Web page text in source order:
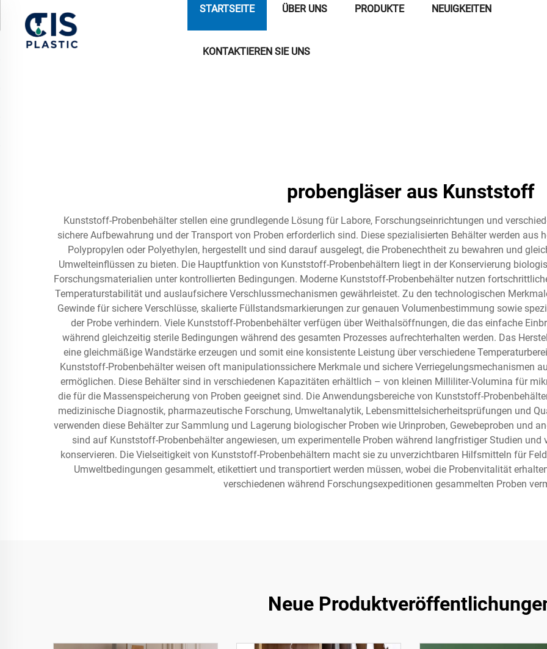
STARTSEITE ÜBER UNS PRODUKTE NEUIGKEITEN
KONTAKTIEREN SIE UNS
probengläser aus Kunststoff
Kunststoff-Probenbehälter stellen eine grundlegende Lösung für Labore, Forschungseinrichtungen und
sichere Aufbewahrung und der Transport von Proben erforderlich sind. Diese spezialisierten Behälter werden
Polypropylen oder Polyethylen, hergestellt und sind darauf ausgelegt, die Probenechtheit zu bewahren und
Umwelteinflüssen zu bieten. Die Hauptfunktion von Kunststoff-Probenbehältern liegt in der Konservierung
Forschungsmaterialien unter kontrollierten Bedingungen. Moderne Kunststoff-Probenbehälter nutzen
Temperaturstabilität und auslaufsichere Verschlussmechanismen gewährleistet. Zu den technologischen
Gewinde für sichere Verschlüsse, skalierte Füllstandsmarkierungen zur genauen Volumenbestimmung sowie
der Probe verhindern. Viele Kunststoff-Probenbehälter verfügen über Weithalsöffnungen, die das einfache
während gleichzeitig sterile Bedingungen während des gesamten Prozesses aufrechterhalten werden. Das
eine gleichmäßige Wandstärke erzeugen und somit eine konsistente Leistung über verschiedene
Kunststoff-Probenbehälter weisen oft manipulationssichere Merkmale und sichere Verriegelungsmechanismen
ermöglichen. Diese Behälter sind in verschiedenen Kapazitäten erhältlich – von kleinen Milliliter-Volumina für
die für die Massenspeicherung von Proben geeignet sind. Die Anwendungsbereiche von Kunststoff-
medizinische Diagnostik, pharmazeutische Forschung, Umweltanalytik, Lebensmittelsicherheitsprüfungen und
verwenden diese Behälter zur Sammlung und Lagerung biologischer Proben wie Urinproben, Gewebeproben und
sind auf Kunststoff-Probenbehälter angewiesen, um experimentelle Proben während langfristiger Studien und
konservieren. Die Vielseitigkeit von Kunststoff-Probenbehältern macht sie zu unverzichtbaren Hilfsmitteln für
Umweltbedingungen gesammelt, etikettiert und transportiert werden müssen, wobei die Probenvitalität
verschiedenen während Forschungsexpeditionen gesammelten Proben
Neue